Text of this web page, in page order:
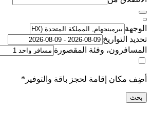
وفئة المقصورة
إقامة لحجز باقة والتوفير*